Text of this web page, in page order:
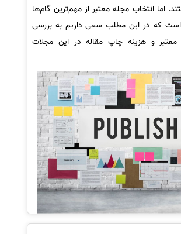
اما انتخاب مجله معتبر از مهم‌ترین گام‌ها
که در این مطلب سعی داریم به بررسی
و هزینه چاپ مقاله در این مجلات